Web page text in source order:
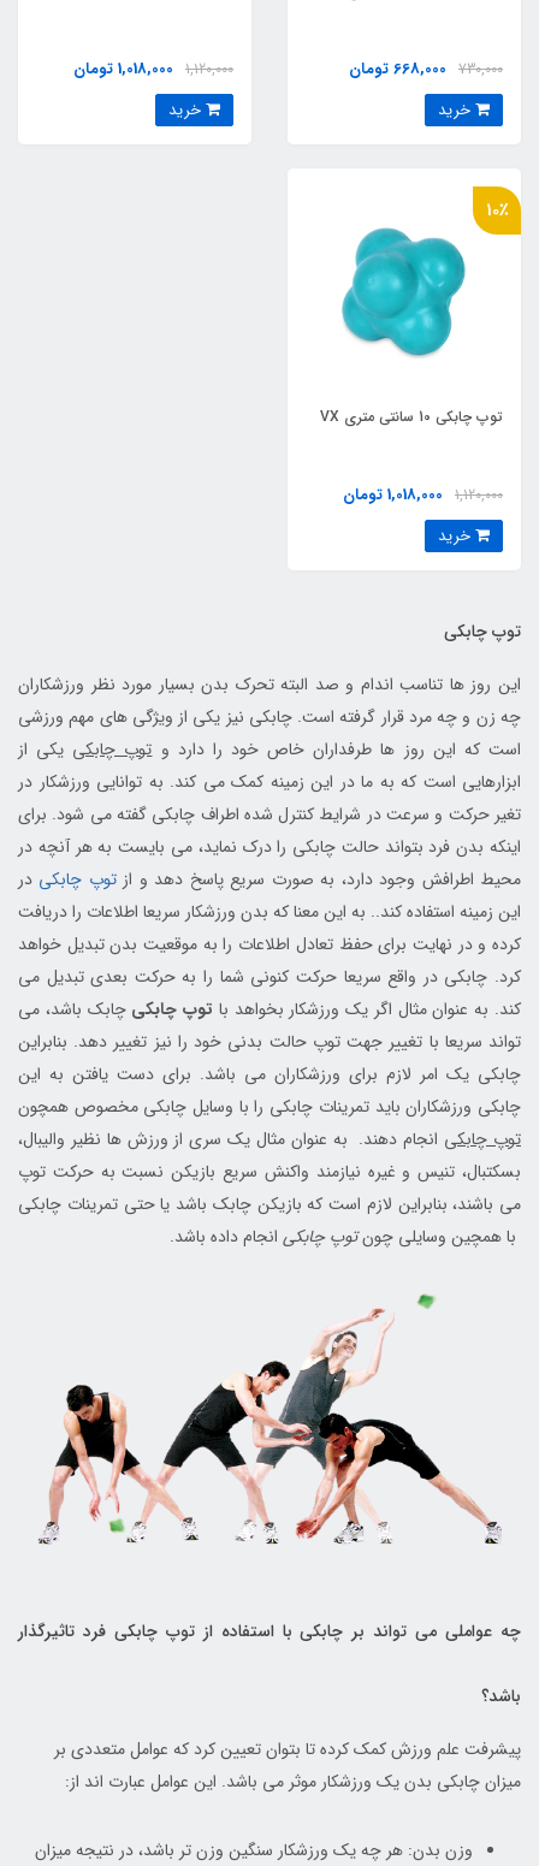
730,000 668,000 تومان
1,120,000 1,018,000 تومان
10٪
توپ چابکي 10 سانتی متری VX
1,120,000 1,018,000 تومان
توپ چابکی
این روز ها تناسب اندام و صد البته تحرک بدن بسیار مورد نظر ورزشکاران
چه زن و چه مرد قرار گرفته است. چابکی نیز یکی از ویژگی های مهم ورزشی
است که این روز ها طرفداران خاص خود را دارد وتوپ چابکی یکی از
ابزارهایی است که به ما در این زمینه کمک می کند. به توانایی ورزشکار در
تغیر حرکت و سرعت در شرایط کنترل شده اطراف چابکی گفته می شود. برای
اینکه بدن فرد بتواند حالت چابکی را درک نماید، می بایست به هر آنچه در
محیط اطرافش وجود دارد، به صورت سریع پاسخ دهد و ازتوپ چابکی در
این زمینه استفاده کند.. به این معنا که بدن ورزشکار سریعا اطلاعات را دریافت
کرده و در نهایت برای حفظ تعادل اطلاعات را به موقعیت بدن تبدیل خواهد
کرد. چابکی در واقع سریعا حرکت کنونی شما را به حرکت بعدی تبدیل می
کند. به عنوان مثال اگر یک ورزشکار بخواهد با توپ چابکی چابک باشد، می
تواند سریعا با تغییر جهت توپ حالت بدنی خود را نیز تغییر دهد. بنابراین
چابکی یک امر لازم برای ورزشکاران می باشد. برای دست یافتن به این
چابکی ورزشکاران باید تمرینات چابکی را با وسایل چابکی مخصوص همچون
توپ چابکی انجام دهند. به عنوان مثال یک سری از ورزش ها نظیر والیبال،
بسکتبال، تنیس و غیره نیازمند واکنش سریع بازیکن نسبت به حرکت توپ
می باشند، بنابراین لازم است که بازیکن چابک باشد یا حتی تمرینات چابکی
با همچین وسایلی چونتوپ چابکی انجام داده باشد.
چه عواملی می تواند بر چابکی با استفاده از توپ چابکی فرد تاثیرگذار
باشد؟
پیشرفت علم ورزش کمک کرده تا بتوان تعیین کرد که عوامل متعددی بر
میزان چابکی بدن یک ورزشکار موثر می باشد. این عوامل عبارت اند از:
وزن بدن: هر چه یک ورزشکار سنگین وزن تر باشد، در نتیجه میزان